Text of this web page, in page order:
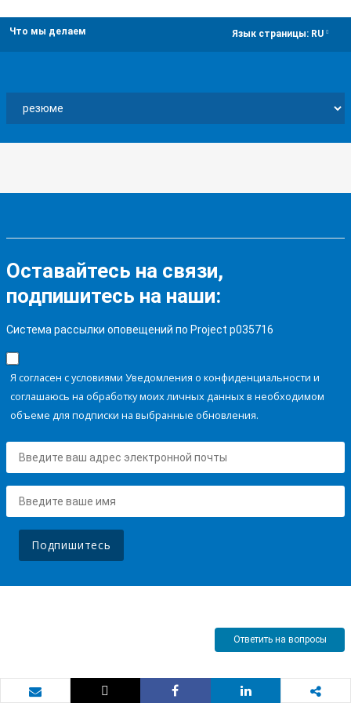
Что мы делаем Язык страницы: RU
Оставайтесь на связи,
подпишитесь на наши:
Система рассылки оповещений по Project p035716
Я согласен с условиями Уведомления о конфиденциальности и
соглашаюсь на обработку моих личных данных в необходимом
объеме для подписки на выбранные обновления.
Подпишитесь
Ответить на вопросы